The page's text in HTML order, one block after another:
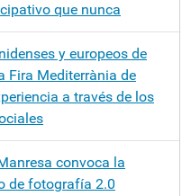
que nunca
y europeos de
Fira Mediterrània de
a través de los
convoca la
de fotografía 2.0